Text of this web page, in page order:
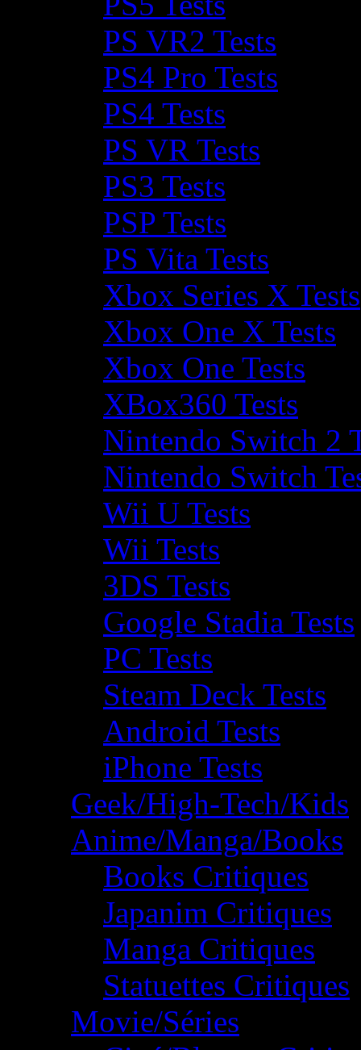
PS VR2 Tests
PS4 Pro Tests
PS4 Tests
PS VR Tests
PS3 Tests
PSP Tests
PS Vita Tests
Xbox Series X Tests
Xbox One X Tests
Xbox One Tests
XBox360 Tests
Nintendo Switch 2
Nintendo Switch
Wii U Tests
Wii Tests
3DS Tests
Google Stadia Tests
PC Tests
Steam Deck Tests
Android Tests
iPhone Tests
Geek/High-Tech/Kids
Anime/Manga/Books
Books Critiques
Japanim Critiques
Manga Critiques
Statuettes Critiques
Movie/Séries